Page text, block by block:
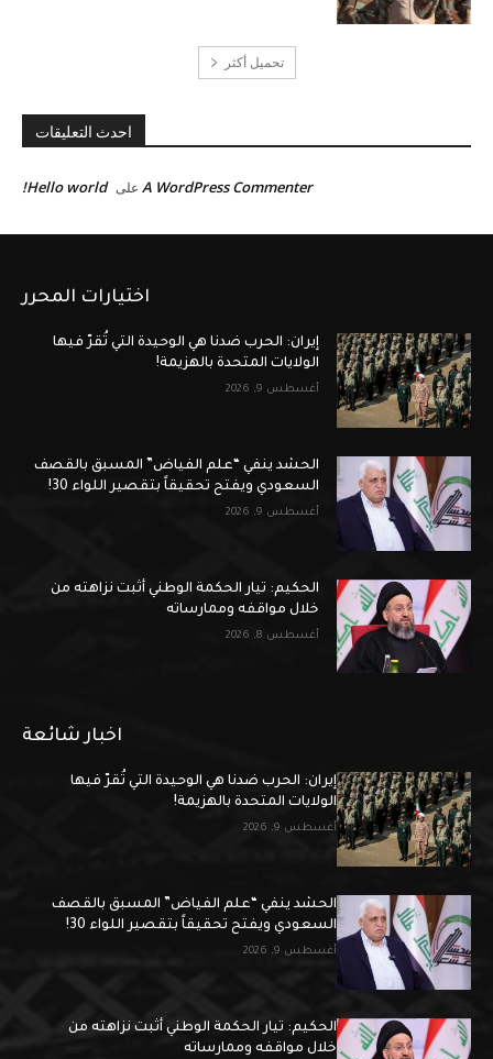
تحميل أكثر
احدث التعليقات
A WordPress Commenter على Hello world!
اختيارات المحرر
إيران: الحرب ضدنا هي الوحيدة التي تُقرّ فيها
الولايات المتحدة بالهزيمة!
أغسطس 9, 2026
الحشد ينفي “علم الفياض” المسبق بالقصف
السعودي ويفتح تحقيقاً بتقصير اللواء 30!
أغسطس 9, 2026
الحكيم: تيار الحكمة الوطني أثبت نزاهته من
خلال مواقفه وممارساته
أغسطس 8, 2026
اخبار شائعة
إيران: الحرب ضدنا هي الوحيدة التي تُقرّ فيها
الولايات المتحدة بالهزيمة!
أغسطس 9, 2026
الحشد ينفي “علم الفياض” المسبق بالقصف
السعودي ويفتح تحقيقاً بتقصير اللواء 30!
أغسطس 9, 2026
الحكيم: تيار الحكمة الوطني أثبت نزاهته من
خلال مواقفه وممارساته